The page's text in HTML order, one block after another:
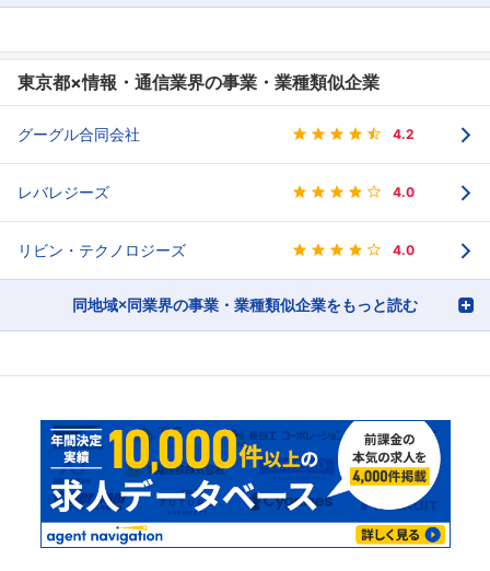
東京都×情報・通信業界の事業・業種類似企業
グーグル合同会社 4.2
レバレジーズ 4.0
リビン・テクノロジーズ 4.0
同地域×同業界の事業・業種類似企業をもっと読む